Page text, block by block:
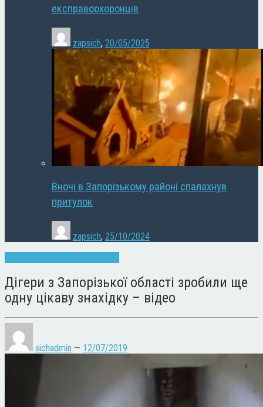
експравоохоронців
zapsich, 20/05/2025
Вночі в Запорізькому районі спалахнув
притулок
zapsich, 25/10/2024
Дігери з Запорізької області зробили ще
одну цікаву знахідку – відео
sichadmin — 12/07/2019